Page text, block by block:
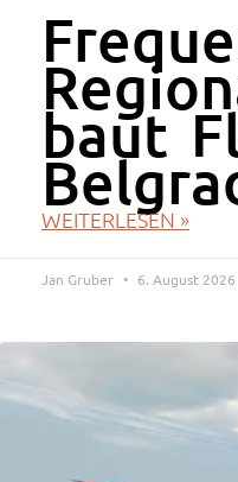
baut
WEITERLESEN »
Jan Gruber 6. August 2026